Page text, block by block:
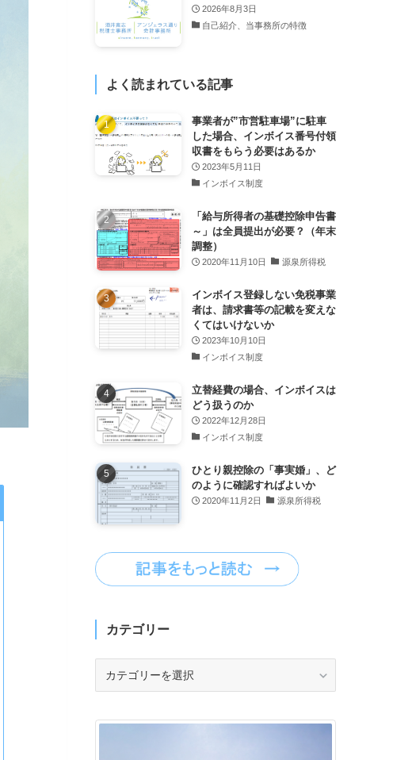
2026年8月3日
自己紹介、当事務所の特徴
よく読まれている記事
事業者が”市営駐車場”に駐車
した場合、インボイス番号付領
収書をもらう必要はあるか
2023年5月11日
インボイス制度
「給与所得者の基礎控除申告書
～」は全員提出が必要？（年末
調整）
2020年11月10日 源泉所得税
インボイス登録しない免税事業
者は、請求書等の記載を変えな
くてはいけないか
2023年10月10日
インボイス制度
立替経費の場合、インボイスは
どう扱うのか
2022年12月28日
インボイス制度
ひとり親控除の「事実婚」、ど
のように確認すればよいか
2020年11月2日 源泉所得税
カテゴリー
リ